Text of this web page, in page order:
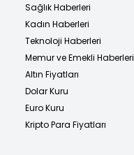
Sağlık Haberleri
Kadın Haberleri
Teknoloji Haberleri
Memur ve Emekli Haberleri
Altın Fiyatları
Dolar Kuru
Euro Kuru
Kripto Para Fiyatları